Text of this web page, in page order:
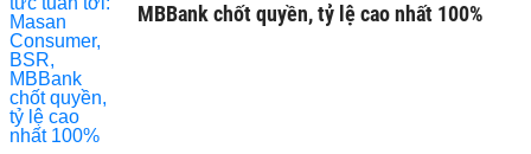
MBBank chốt quyền, tỷ lệ cao nhất 100%